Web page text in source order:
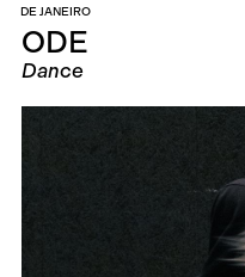
DE JANEIRO
ODE
Dance